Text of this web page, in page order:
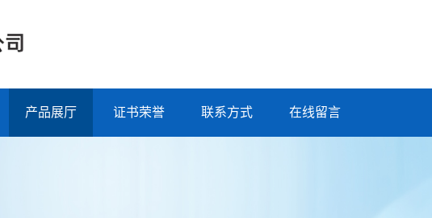
产品展厅 证书荣誉 联系方式 在线留言